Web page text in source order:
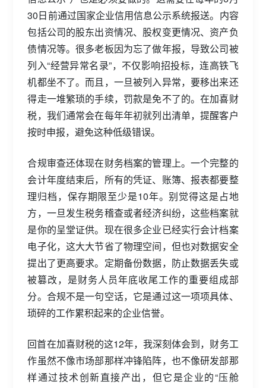
30日前通过国家企业信用信息公示系统报送。内容
包括公司的股东出资情况、股权变更情况、资产负
债情况等。很多老板因为忘了做年报，导致公司被
列入“经营异常名录”，不仅影响招投标，连高铁飞
机都坐不了。而且，一旦被列入异常，要移出来还
得走一堆繁琐的手续，罚款是免不了的。在加喜财
税，我们通常会在每年年初就列出清单，提醒客户
按时申报，避免这种低级错误。
合规审查还体现在财务档案的管理上。一个完整的
会计年度结束后，所有的凭证、账簿、报表都要整
理归档，保存期限至少是10年。别觉得这是占地
方，一旦发生税务稽查或者经济纠纷，这些档案就
是你的呈堂证供。现在很多企业已经实行会计档案
电子化，这大大节省了物理空间，但也对数据安全
提出了更高要求。定期备份数据，防止数据丢失或
被篡改，是财务人员年底收尾工作的重要组成部
分。合规不是一句空话，它是通过这一项项具体、
琐碎的工作累积起来的企业信誉。
回首在加喜财税的这12年，我深刻体会到，财务工
作虽然不像市场部那样冲锋陷阵，也不像研发部那
样通过技术创新直接产出，但它是企业的“压舱